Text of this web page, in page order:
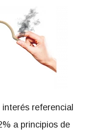
referencial
a principios de